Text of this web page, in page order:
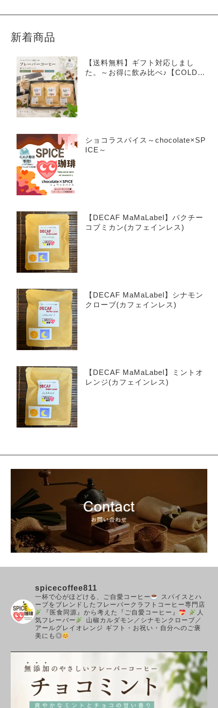
新着商品
【送料無料】ギフト対応しまし
た。～お得に飲み比べ♪【COLDB
ショコラスパイス～chocolate×SP
ICE～
【DECAF MaMaLabel】パクチー
コブミカン(カフェインレス)
【DECAF MaMaLabel】シナモン
クローブ(カフェインレス)
【DECAF MaMaLabel】ミントオ
レンジ(カフェインレス)
spicecoffee811
一杯で心がほどける、ご自愛コーヒー
スパイスとハ
ーブをブレンドしたフレーバークラフトコーヒー専門店
『医食同源』から考えた『ご自愛コーヒー』
人
気フレーバー
山椒カルダモン／シナモンクローブ／
アールグレイオレンジ ギフト・お祝い・自分へのご褒
美にも◎